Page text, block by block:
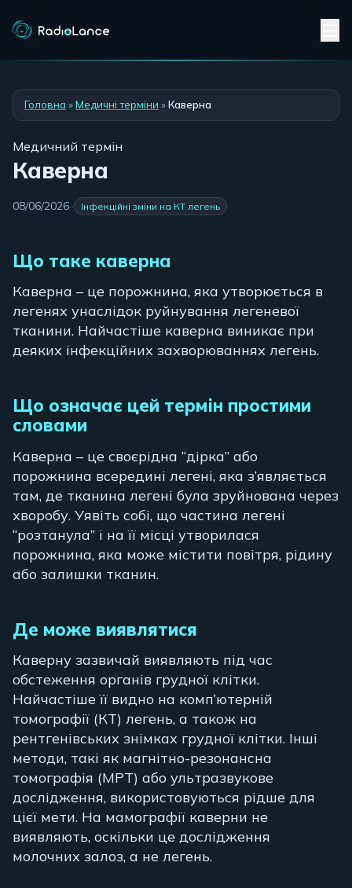
Головна »Медичні терміни »Каверна
Медичний термін
Каверна
08/06/2026·· Інфекційні зміни на КТ легень
Що таке каверна
Каверна – це порожнина, яка утворюється в
легенях унаслідок руйнування легеневої
тканини. Найчастіше каверна виникає при
деяких інфекційних захворюваннях легень.
Що означає цей термін простими
словами
Каверна – це своєрідна “дірка” або
порожнина всередині легені, яка з’являється
там, де тканина легені була зруйнована через
хворобу. Уявіть собі, що частина легені
“розтанула” і на її місці утворилася
порожнина, яка може містити повітря, рідину
або залишки тканин.
Де може виявлятися
Каверну зазвичай виявляють під час
обстеження органів грудної клітки.
Найчастіше її видно на комп’ютерній
томографії (КТ) легень, а також на
рентгенівських знімках грудної клітки. Інші
методи, такі як магнітно-резонансна
томографія (МРТ) або ультразвукове
дослідження, використовуються рідше для
цієї мети. На мамографії каверни не
виявляють, оскільки це дослідження
молочних залоз, а не легень.